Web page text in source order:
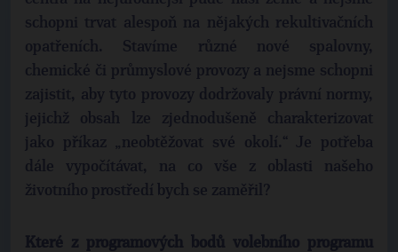
schopni trvat alespoň na nějakých rekultivačních
opatřeních. Stavíme různé nové spalovny,
chemické či průmyslové provozy a nejsme schopni
zajistit, aby tyto provozy dodržovaly právní normy,
jejichž obsah lze zjednodušeně charakterizovat
jako příkaz „neobtěžovat své okolí.“ Je potřeba
dále vypočítávat, na co vše z oblasti našeho
životního prostředí bych se zaměřil?
Které z programových bodů volebního programu